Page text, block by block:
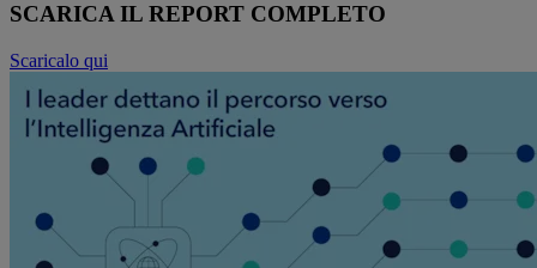
SCARICA IL REPORT COMPLETO
Scaricalo qui